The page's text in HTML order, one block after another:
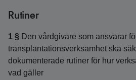
Rutiner
1 § Den vårdgivare som ansvarar
transplantationsverksamhet ska
dokumenterade rutiner för hur
vad gäller